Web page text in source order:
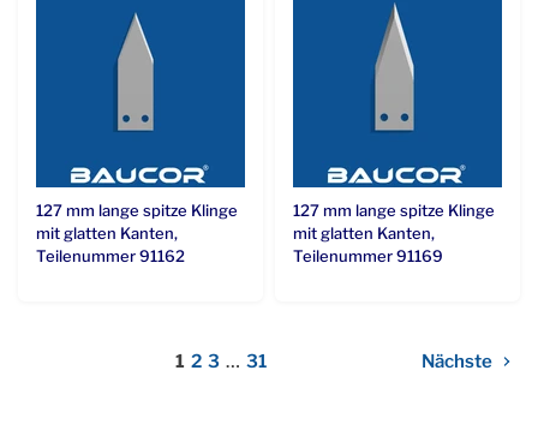
127 mm lange spitze Klinge
mit glatten Kanten,
Teilenummer 91162
127 mm lange spitze Klinge
mit glatten Kanten,
Teilenummer 91169
1 2 3 … 31 Nächste